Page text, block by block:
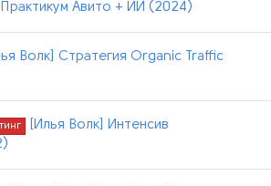
Авито + ИИ (2024)
Волк] Стратегия Organic Traffic
[Илья Волк] Интенсив